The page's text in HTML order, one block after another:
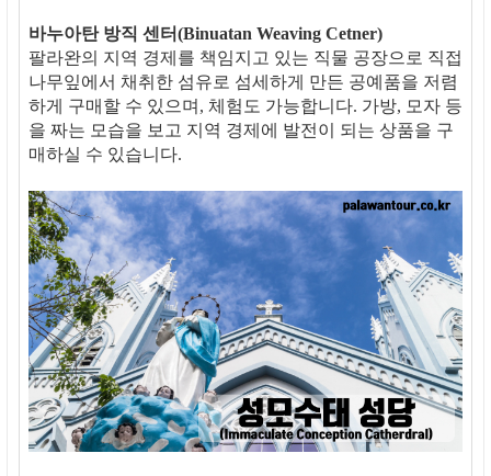
바누아탄 방직 센터(Binuatan Weaving Cetner)
팔라완의 지역 경제를 책임지고 있는 직물 공장으로 직접
나무잎에서 채취한 섬유로 섬세하게 만든 공예품을 저렴
하게 구매할 수 있으며, 체험도 가능합니다. 가방, 모자 등
을 짜는 모습을 보고 지역 경제에 발전이 되는 상품을 구
매하실 수 있습니다.